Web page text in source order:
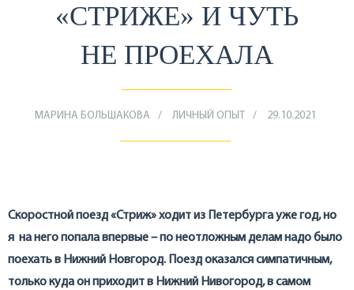
«СТРИЖЕ» И ЧУТЬ
НЕ ПРОЕХАЛА
МАРИНА БОЛЬШАКОВА ЛИЧНЫЙ ОПЫТ 29.10.2021
Скоростной поезд «Стриж» ходит из Петербурга уже год, но
я на него попала впервые – по неотложным делам надо было
поехать в Нижний Новгород. Поезд оказался симпатичным,
только куда он приходит в Нижний Нивогород, в самом